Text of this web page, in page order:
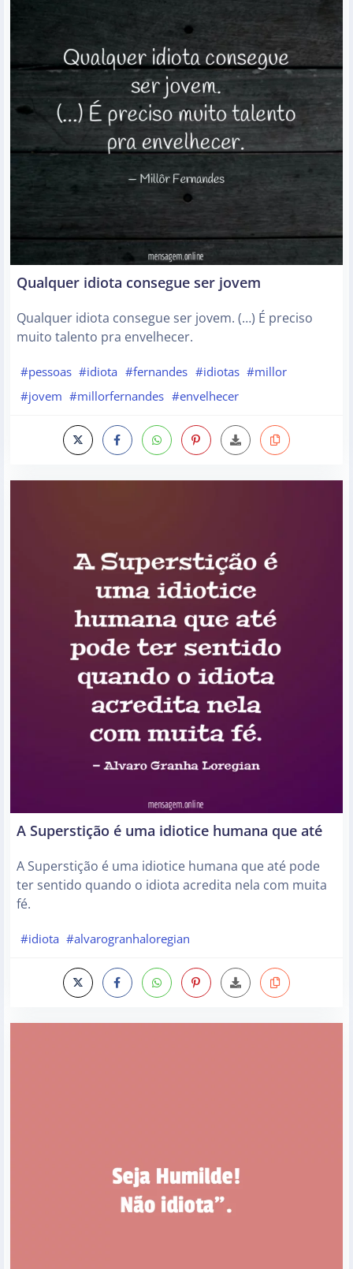
Qualquer idiota consegue ser jovem
Qualquer idiota consegue ser jovem. (…) É preciso
muito talento pra envelhecer.
#pessoas #idiota #fernandes #idiotas #millor
#jovem #millorfernandes #envelhecer
A Superstição é uma idiotice humana que até
A Superstição é uma idiotice humana que até pode
ter sentido quando o idiota acredita nela com muita
fé.
#idiota #alvarogranhaloregian